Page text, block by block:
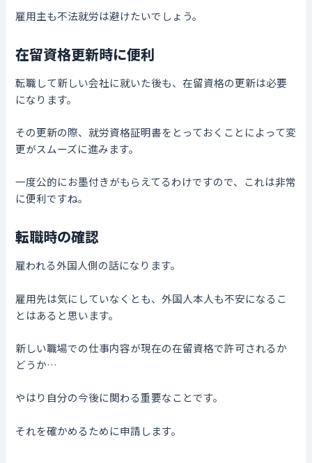
雇用主も不法就労は避けたいでしょう。
在留資格更新時に便利
転職して新しい会社に就いた後も、在留資格の更新は必要
になります。
その更新の際、就労資格証明書をとっておくことによって変
更がスムーズに進みます。
一度公的にお墨付きがもらえてるわけですので、これは非常
に便利ですね。
転職時の確認
雇われる外国人側の話になります。
雇用先は気にしていなくとも、外国人本人も不安になるこ
とはあると思います。
新しい職場での仕事内容が現在の在留資格で許可されるか
どうか…
やはり自分の今後に関わる重要なことです。
それを確かめるために申請します。